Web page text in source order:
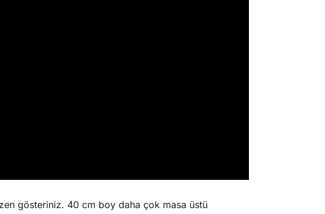
gösteriniz. 40 cm boy daha çok masa üstü